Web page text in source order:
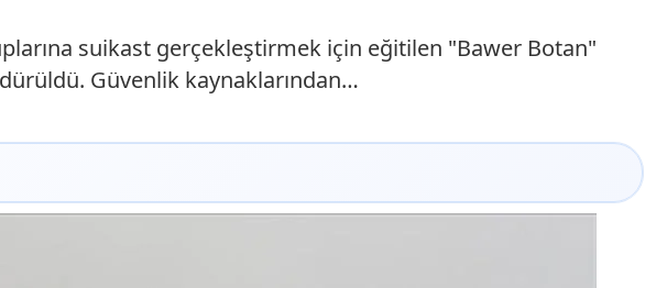
suikast gerçekleştirmek için eğitilen "Bawer Botan"
Güvenlik kaynaklarından…